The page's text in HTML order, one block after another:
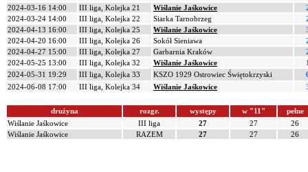
2024-03-16 14:00
III liga, Kolejka 21 Wiślanie Jaśkowice
2024-03-24 14:00
III liga, Kolejka 22 Siarka Tarnobrzeg
2024-04-13 16:00
III liga, Kolejka 25 Wiślanie Jaśkowice
2024-04-20 16:00
III liga, Kolejka 26 Sokół Sieniawa
2024-04-27 15:00
III liga, Kolejka 27 Garbarnia Kraków
2024-05-25 13:00
III liga, Kolejka 32 Wiślanie Jaśkowice
2024-05-31 19:29
III liga, Kolejka 33 KSZO 1929 Ostrowiec Świętokrzyski
2024-06-08 17:00
III liga, Kolejka 34 Wiślanie Jaśkowice
drużyna rozgr. występy w "11"
pełne
Wiślanie Jaśkowice
III liga 27 27
26
Wiślanie Jaśkowice
RAZEM 27 27 26